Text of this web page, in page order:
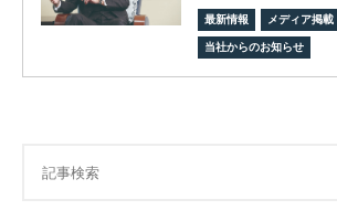
バル
ネッ
ワー
ケイ
最新情報 メディア掲載
当社からのお知らせ